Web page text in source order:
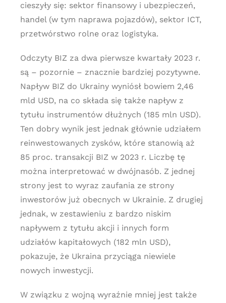
cieszyły się: sektor finansowy i ubezpieczeń,
handel (w tym naprawa pojazdów), sektor ICT,
przetwórstwo rolne oraz logistyka.
Odczyty BIZ za dwa pierwsze kwartały 2023 r.
są – pozornie – znacznie bardziej pozytywne.
Napływ BIZ do Ukrainy wyniósł bowiem 2,46
mld USD, na co składa się także napływ z
tytułu instrumentów dłużnych (185 mln USD).
Ten dobry wynik jest jednak głównie udziałem
reinwestowanych zysków, które stanowią aż
85 proc. transakcji BIZ w 2023 r. Liczbę tę
można interpretować w dwójnasób. Z jednej
strony jest to wyraz zaufania ze strony
inwestorów już obecnych w Ukrainie. Z drugiej
jednak, w zestawieniu z bardzo niskim
napływem z tytułu akcji i innych form
udziałów kapitałowych (182 mln USD),
pokazuje, że Ukraina przyciąga niewiele
nowych inwestycji.
W związku z wojną wyraźnie mniej jest także